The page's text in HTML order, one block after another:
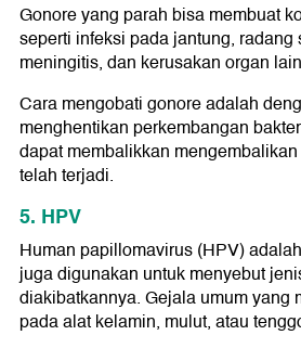
Gonore yang parah bisa membuat
seperti infeksi pada jantung, radang
meningitis, dan kerusakan organ
Cara mengobati gonore adalah
menghentikan perkembangan
dapat membalikkan
telah terjadi.
5. HPV
Human papillomavirus (HPV)
juga digunakan untuk menyebut
diakibatkannya. Gejala umum yang
pada alat kelamin, mulut, atau